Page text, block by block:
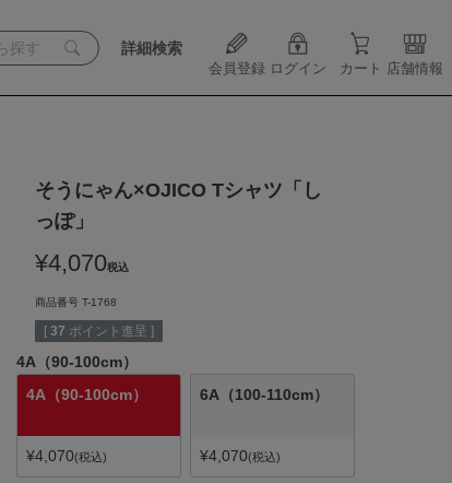
詳細検索
会員登録 ログイン カート 店舗情報
そうにゃん×OJICO Tシャツ「し
っぽ」
¥4,070税込
商品番号 T-1768
[ 37 ポイント進呈 ]
4A（90-100cm）
4A（90-100cm）
¥4,070 税込
6A（100-110cm）
¥4,070 税込